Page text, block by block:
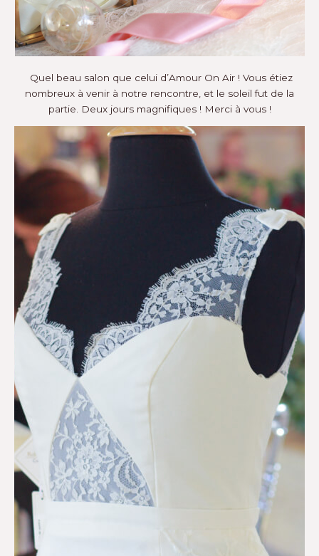
Quel beau salon que celui d’Amour On Air ! Vous étiez
nombreux à venir à notre rencontre, et le soleil fut de la
partie. Deux jours magnifiques ! Merci à vous !